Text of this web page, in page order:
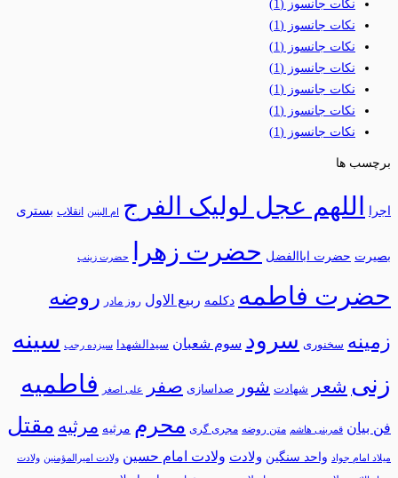
نکات جانسوز (1)
نکات جانسوز (1)
نکات جانسوز (1)
نکات جانسوز (1)
نکات جانسوز (1)
نکات جانسوز (1)
نکات جانسوز (1)
برچسب ها
اجرا اللهم عجل لولیک الفرج ام البنین انقلاب بستری
بصیرت حضرت اباالفضل حضرت زهرا حضرت زینب
حضرت فاطمه دکلمه ربیع الاول روز مادر روضه
زمینه سخنوری سرود سوم شعبان سیدالشهدا سیزده رجب سینه
زنی شعر شهادت شور صداسازی صفر علی اصغر فاطمیه
فن بیان قمربنی هاشم متن روضه مجری گری محرم مرثيه مرثیه مقتل
میلاد امام جواد واحد سنگین ولادت ولادت امام حسین ولادت امیرالمؤمنین ولادت